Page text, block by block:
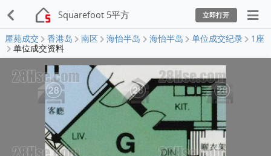
Squarefoot 5平方 立即打开
屋苑成交 香港岛 南区 海怡半岛 海怡半岛 单位成交纪录
1座
单位成交资料